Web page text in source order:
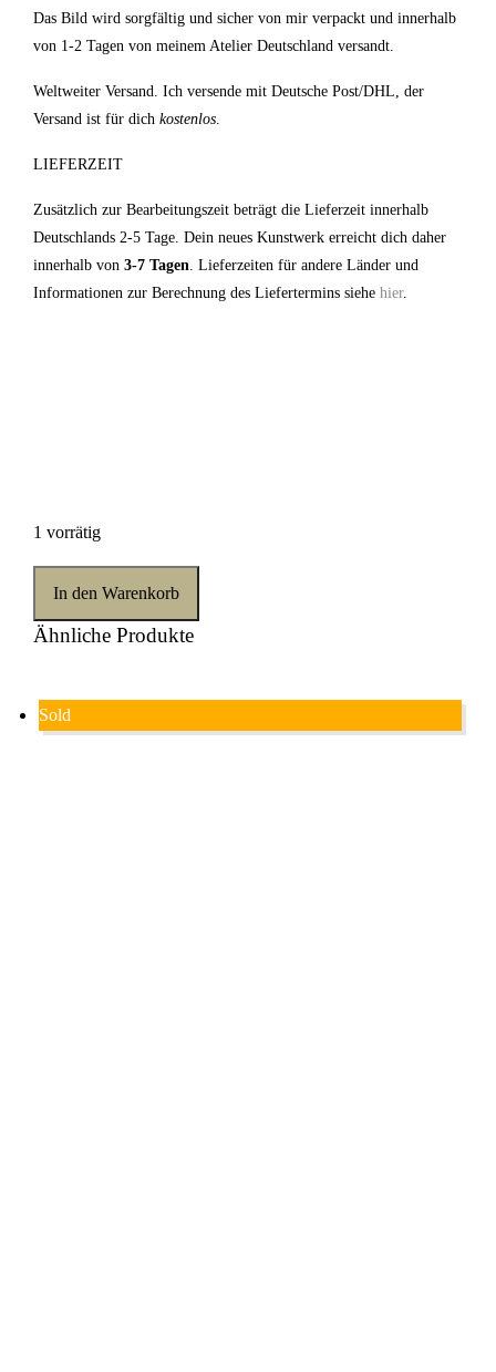
Das Bild wird sorgfältig und sicher von mir verpackt und innerhalb
von 1-2 Tagen von meinem Atelier Deutschland versandt.
Weltweiter Versand. Ich versende mit Deutsche Post/DHL, der
Versand ist für dich kostenlos.
LIEFERZEIT
Zusätzlich zur Bearbeitungszeit beträgt die Lieferzeit innerhalb
Deutschlands 2-5 Tage. Dein neues Kunstwerk erreicht dich daher
innerhalb von 3-7 Tagen. Lieferzeiten für andere Länder und
Informationen zur Berechnung des Liefertermins siehe hier.
1 vorrätig
In den Warenkorb
Ähnliche Produkte
Sold